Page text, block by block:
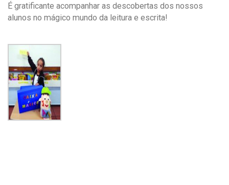
É gratificante acompanhar as descobertas dos nossos
alunos no mágico mundo da leitura e escrita!